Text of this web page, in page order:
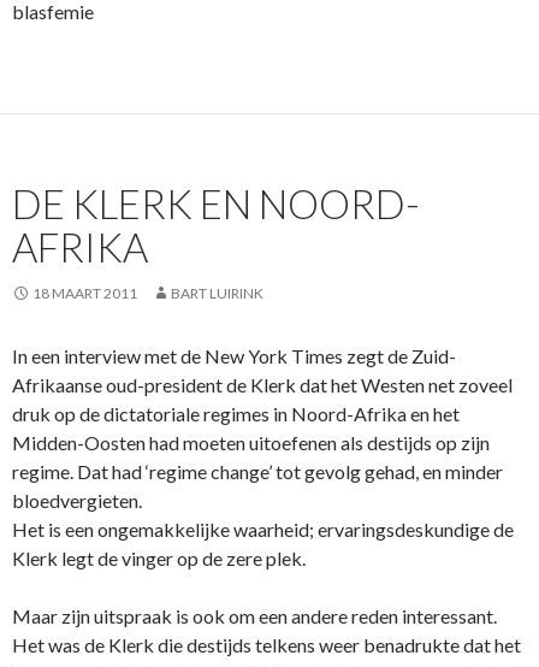
blasfemie
DE KLERK EN NOORD-
AFRIKA
18 MAART 2011 BART LUIRINK
In een interview met de New York Times zegt de Zuid-
Afrikaanse oud-president de Klerk dat het Westen net zoveel
druk op de dictatoriale regimes in Noord-Afrika en het
Midden-Oosten had moeten uitoefenen als destijds op zijn
regime. Dat had ‘regime change’ tot gevolg gehad, en minder
bloedvergieten.
Het is een ongemakkelijke waarheid; ervaringsdeskundige de
Klerk legt de vinger op de zere plek.
Maar zijn uitspraak is ook om een andere reden interessant.
Het was de Klerk die destijds telkens weer benadrukte dat het